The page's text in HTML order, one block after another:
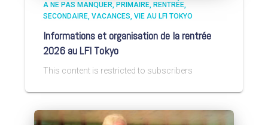
A NE PAS MANQUER PRIMAIRE RENTRÉE
SECONDAIRE VACANCES VIE AU LFI TOKYO
Informations et organisation de la rentrée
2026 au LFI Tokyo
This content is restricted to subscribers